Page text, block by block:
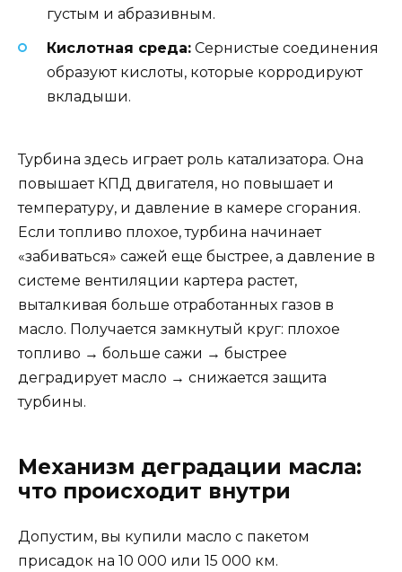
густым и абразивным.
Кислотная среда: Сернистые соединения
образуют кислоты, которые корродируют
вкладыши.
Турбина здесь играет роль катализатора. Она
повышает КПД двигателя, но повышает и
температуру, и давление в камере сгорания.
Если топливо плохое, турбина начинает
«забиваться» сажей еще быстрее, а давление в
системе вентиляции картера растет,
выталкивая больше отработанных газов в
масло. Получается замкнутый круг: плохое
топливо → больше сажи → быстрее
деградирует масло → снижается защита
турбины.
Механизм деградации масла:
что происходит внутри
Допустим, вы купили масло с пакетом
присадок на 10 000 или 15 000 км.